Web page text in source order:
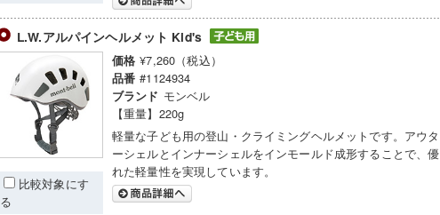
L.W.アルパインヘルメット Kid's
比較対象にす
る
価格 ¥7,260（税込）
品番 #1124934
ブランド モンベル
【重量】220g
軽量な子ども用の登山・クライミングヘルメットです。アウタ
ーシェルとインナーシェルをインモールド成形することで、優
れた軽量性を実現しています。